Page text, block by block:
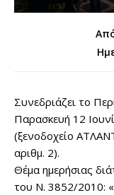
Συνεδριάζει το
Παρασκευή 12
(ξενοδοχείο
αριθμ. 2).
Θέμα ημερήσιας
του Ν. 3852/2010: